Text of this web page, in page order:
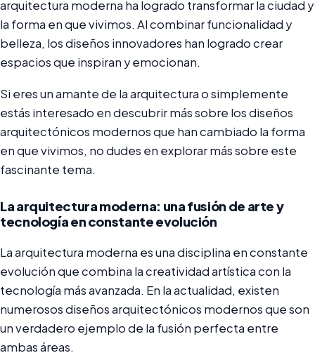
arquitectura moderna ha logrado transformar la ciudad y
la forma en que vivimos. Al combinar funcionalidad y
belleza, los diseños innovadores han logrado crear
espacios que inspiran y emocionan.
Si eres un amante de la arquitectura o simplemente
estás interesado en descubrir más sobre los diseños
arquitectónicos modernos que han cambiado la forma
en que vivimos, no dudes en explorar más sobre este
fascinante tema.
La arquitectura moderna: una fusión de arte y
tecnología en constante evolución
La arquitectura moderna es una disciplina en constante
evolución que combina la creatividad artística con la
tecnología más avanzada. En la actualidad, existen
numerosos diseños arquitectónicos modernos que son
un verdadero ejemplo de la fusión perfecta entre
ambas áreas.